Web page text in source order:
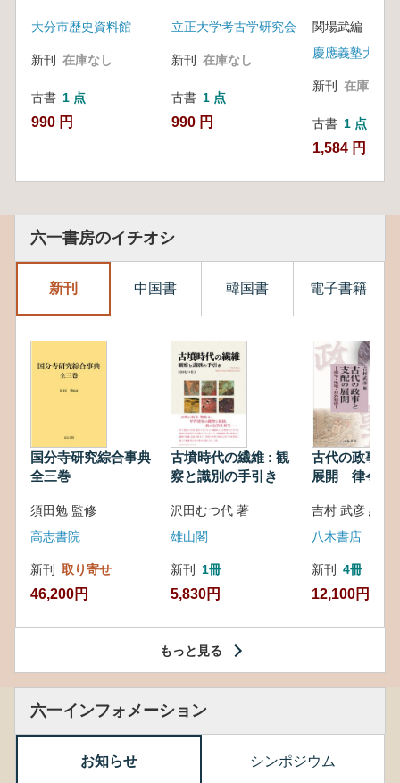
大分市歴史資料館
新刊 在庫なし
古書 1 点
990 円
立正大学考古学研究会
新刊 在庫なし
古書 1 点
990 円
関場武編
慶應義塾大学
新刊 在庫なし
古書 1 点
1,584 円
六一書房のイチオシ
新刊 中国書 韓国書 電子書籍
国分寺研究綜合事典
全三巻
須田勉 監修
高志書院
新刊 取り寄せ
46,200円
古墳時代の繊維 : 観
察と識別の手引き
沢田むつ代 著
雄山閣
新刊 1冊
5,830円
古代の政事と
展開 律令・
吉村 武彦 編集
八木書店
新刊 4冊
12,100円
もっと見る
六一インフォメーション
お知らせ シンポジウム